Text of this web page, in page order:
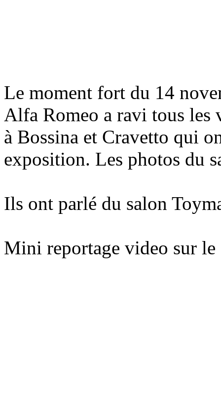
Le moment fort du 14
Alfa Romeo a ravi tous les
à Bossina et Cravetto qui
exposition. Les photos du
Ils ont parlé du salon
Mini reportage video sur